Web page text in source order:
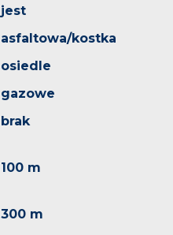
jest
asfaltowa/kostka
osiedle
gazowe
brak
100 m
300 m